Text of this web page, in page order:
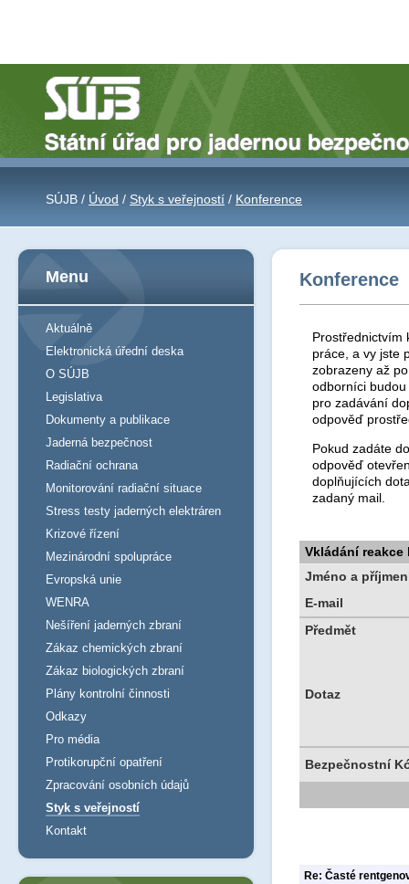
SÚJB / Úvod / Styk s veřejností / Konference
Konference
Prostřednictvím
práce, a vy jste
zobrazeny až
odborníci
pro zadávání
odpověď
Pokud zadáte
odpověď
doplňujících
zadaný mail.
Vkládání reakce
Jméno a
E-mail
Předmět
Dotaz
Bezpečnostní
Re: Časté
Menu
Aktuálně
Elektronická úřední deska
O SÚJB
Legislativa
Dokumenty a publikace
Jaderná bezpečnost
Radiační ochrana
Monitorování radiační situace
Stress testy jaderných elektráren
Krizové řízení
Mezinárodní spolupráce
Evropská unie
WENRA
Nešíření jaderných zbraní
Zákaz chemických zbraní
Zákaz biologických zbraní
Plány kontrolní činnosti
Odkazy
Pro média
Protikorupční opatření
Zpracování osobních údajů
Styk s veřejností
Kontakt